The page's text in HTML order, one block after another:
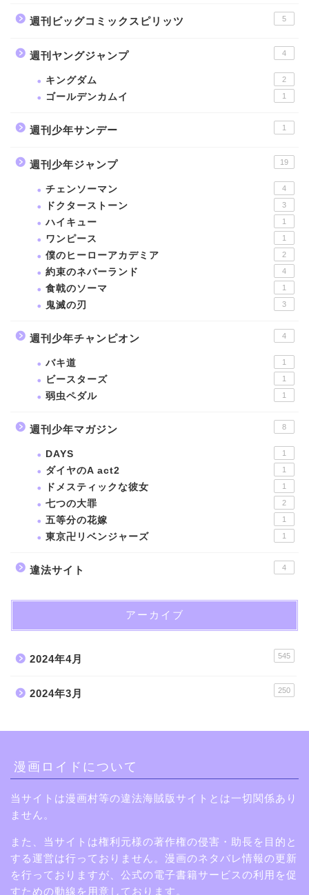
週刊ビッグコミックスピリッツ 5
週刊ヤングジャンプ 4
キングダム 2
ゴールデンカムイ 1
週刊少年サンデー 1
週刊少年ジャンプ 19
チェンソーマン 4
ドクターストーン 3
ハイキュー 1
ワンピース 1
僕のヒーローアカデミア 2
約束のネバーランド 4
食戟のソーマ 1
鬼滅の刃 3
週刊少年チャンピオン 4
バキ道 1
ビースターズ 1
弱虫ペダル 1
週刊少年マガジン 8
DAYS 1
ダイヤのA act2 1
ドメスティックな彼女 1
七つの大罪 2
五等分の花嫁 1
東京卍リベンジャーズ 1
違法サイト 4
アーカイブ
2024年4月 545
2024年3月 250
漫画ロイドについて
当サイトは漫画村等の違法海賊版サイトとは一切関係あり
ません。
また、当サイトは権利元様の著作権の侵害・助長を目的と
する運営は行っておりません。漫画のネタバレ情報の更新
を行っておりますが、公式の電子書籍サービスの利用を促
すための動線を用意しております。